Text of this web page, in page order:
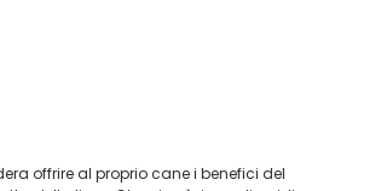
offrire al proprio cane i benefici del